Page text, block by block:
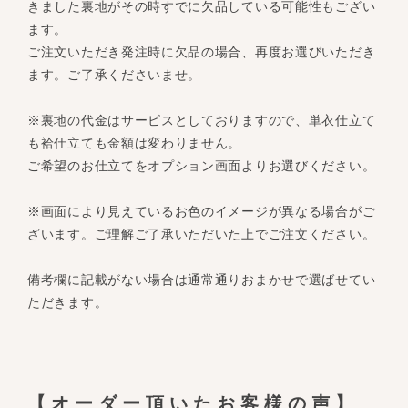
きました裏地がその時すでに欠品している可能性もござい
ます。
ご注文いただき発注時に欠品の場合、再度お選びいただき
ます。ご了承くださいませ。
※裏地の代金はサービスとしておりますので、単衣仕立て
も袷仕立ても金額は変わりません。
ご希望のお仕立てをオプション画面よりお選びください。
※画面により見えているお色のイメージが異なる場合がご
ざいます。ご理解ご了承いただいた上でご注文ください。
備考欄に記載がない場合は通常通りおまかせで選ばせてい
ただきます。
【オーダー頂いたお客様の声】